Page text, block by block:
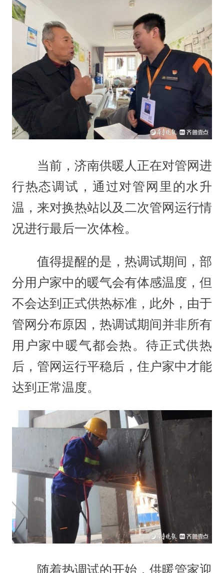
当前，济南供暖人正在对管网进
行热态调试，通过对管网里的水升
温，来对换热站以及二次管网运行情
况进行最后一次体检。
值得提醒的是，热调试期间，部
分用户家中的暖气会有体感温度，但
不会达到正式供热标准，此外，由于
管网分布原因，热调试期间并非所有
用户家中暖气都会热。待正式供热
后，管网运行平稳后，住户家中才能
达到正常温度。
随着热调试的开始，供暖管家迎